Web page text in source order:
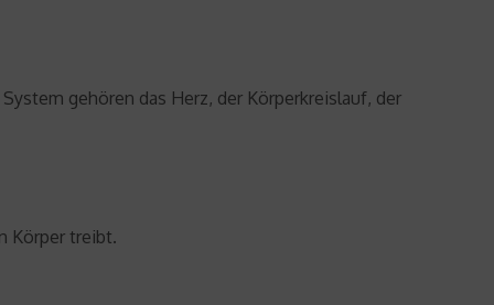
gehören das Herz, der Körperkreislauf, der
Körper treibt.